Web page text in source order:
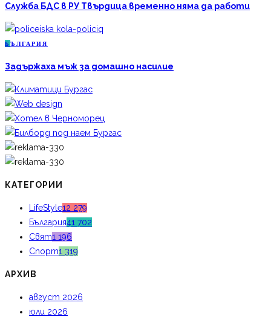
Служба БДС в РУ Твърдица временно няма да работи
Б ЪЛГАРИЯ
Задържаха мъж за домашно насилие
КАТЕГОРИИ
LifeStyle12 279
България41 702
Свят1 196
Спорт1 319
АРХИВ
август 2026
юли 2026